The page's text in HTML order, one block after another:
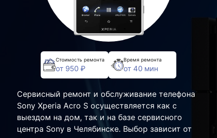
Стоимость ремонта
от 950 ₽
Время ремонта
от 40 мин
Сервисный ремонт и обслуживание телефона
Sony Xperia Acro S осуществляется как с
выездом на дом, так и на базе сервисного
центра Sony в Челябинске. Выбор зависит от